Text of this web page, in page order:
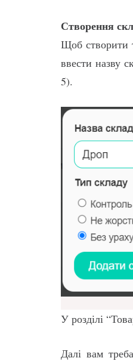
Створення
Щоб створити
ввести назву
5).
У розділі
Далі вам